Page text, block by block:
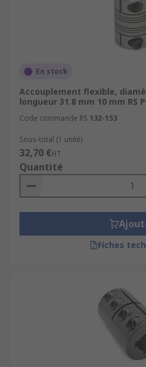
En stock
Accouplement flexible,
longueur 31.8 mm 10 mm RS
Code commande RS 132-153
Sous-total (1 unité)
32,70 €HT
Quantité
Fiches